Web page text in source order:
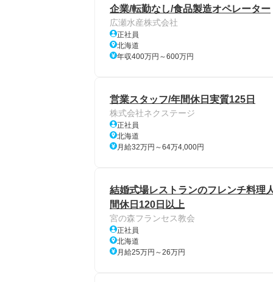
企業/転勤なし/食品製造オペレーター
広瀬水産株式会社
正社員
北海道
年収400万円～600万円
営業スタッフ/年間休日実質125日
株式会社ネクステージ
正社員
北海道
月給32万円～64万4,000円
結婚式場レストランのフレンチ料理
間休日120日以上
宮の森フランセス教会
正社員
北海道
月給25万円～26万円